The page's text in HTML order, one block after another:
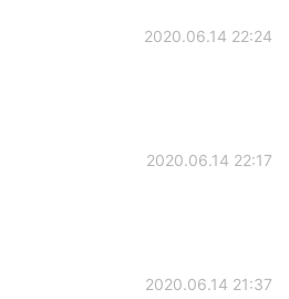
2020.06.14 22:24
2020.06.14 22:17
2020.06.14 21:37